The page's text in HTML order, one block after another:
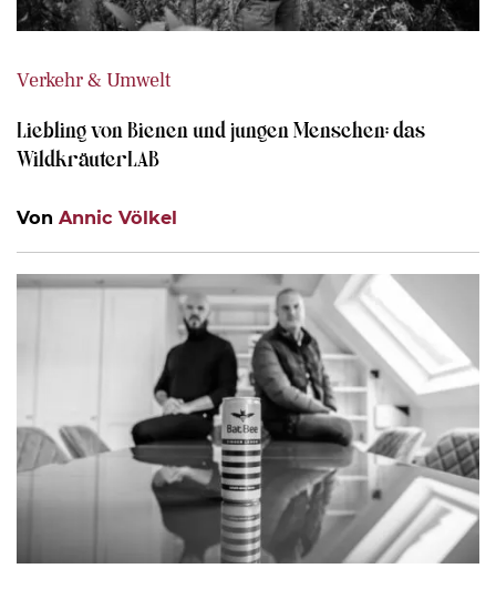
Verkehr & Umwelt
Liebling von Bienen und jungen Menschen: das
WildkräuterLAB
Von Annic Völkel